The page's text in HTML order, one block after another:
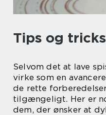
Tips og
Selvom det at lave
virke som en
de rette
tilgængeligt. Her er
dem, der ønsker at